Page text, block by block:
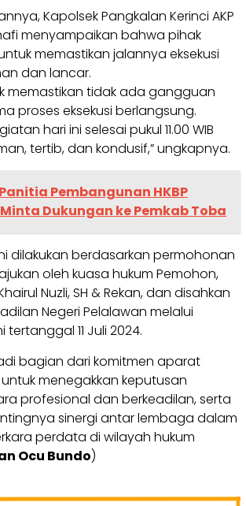
Kapolsek Pangkalan Kerinci AKP
menyampaikan bahwa pihak
memastikan jalannya eksekusi
dan lancar.
memastikan tidak ada gangguan
proses eksekusi berlangsung.
hari ini selesai pukul 11.00 WIB
tertib, dan kondusif,” ungkapnya.
Panitia Pembangunan HKBP
Dukungan ke Pemkab Toba
dilakukan berdasarkan permohonan
oleh kuasa hukum Pemohon,
Nuzli, SH & Rekan, dan disahkan
Negeri Pelalawan melalui
11 Juli 2024.
bagian dari komitmen aparat
menegakkan keputusan
profesional dan berkeadilan, serta
sinergi antar lembaga dalam
perdata di wilayah hukum
Ocu Bundo)